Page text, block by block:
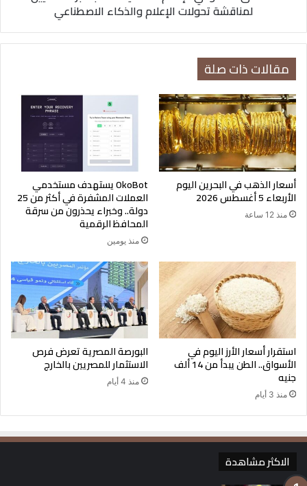
لمناقشة تحولات الإعلام والذكاء الاصطناعي
مقالات ذات صلة
أسعار الذهب في البحرين اليوم
الأربعاء 5 أغسطس 2026
منذ 12 ساعة
OkoBot يستهدف مستخدمي
العملات المشفرة في أكثر من 25
دولة.. وخبراء يحذرون من سرقة
المحافظ الرقمية
منذ يومين
استقرار أسعار الأرز اليوم في
الأسواق.. الطن يبدأ من 14 ألف
جنيه
منذ 3 أيام
البورصة المصرية تعرض فرص
الاستثمار للمصريين بالخارج
منذ 4 أيام
الاكثر مشاهدة